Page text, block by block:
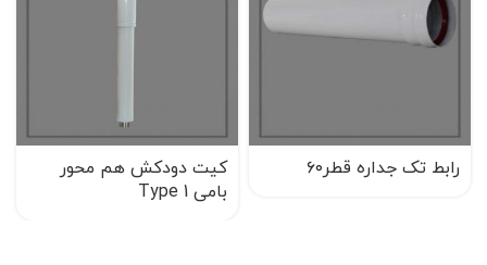
رابط تک جداره قطر۶۰
کیت دودکش هم محور
بامی Type 1